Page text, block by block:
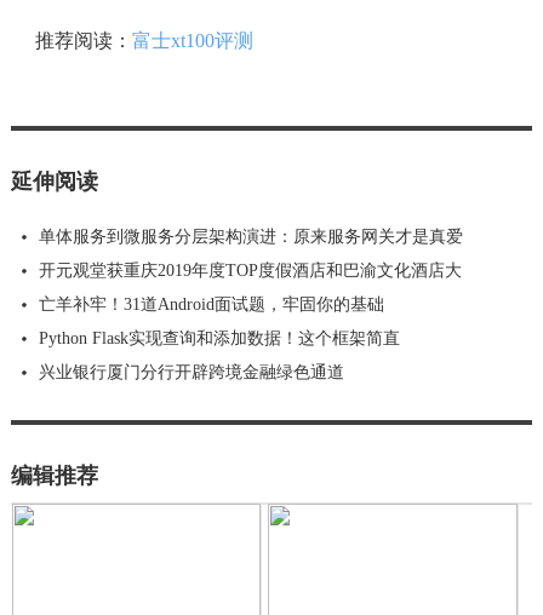
推荐阅读： 富士xt100评测
延伸阅读
单体服务到微服务分层架构演进：原来服务网关才是真爱
开元观堂获重庆2019年度TOP度假酒店和巴渝文化酒店大
亡羊补牢！31道Android面试题，牢固你的基础
Python Flask实现查询和添加数据！这个框架简直
兴业银行厦门分行开辟跨境金融绿色通道
编辑推荐